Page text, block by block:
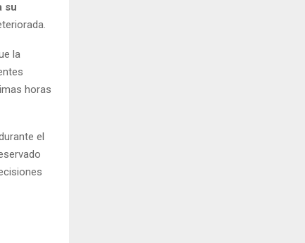
su
la
horas
el